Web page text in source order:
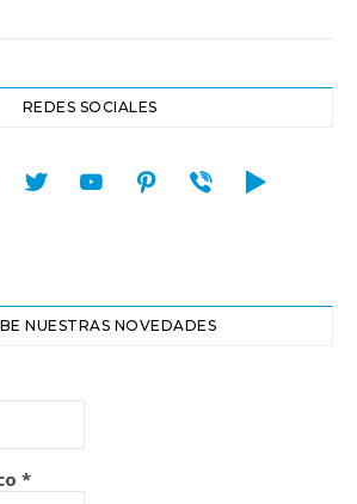
REDES SOCIALES
twitteryoutubepinterest
viber play
NUESTRAS NOVEDADES
*